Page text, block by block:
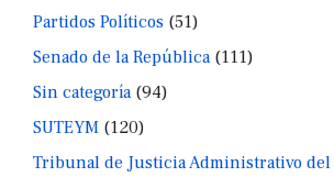
Partidos Políticos (51)
Senado de la República(111)
Sin categoría(94)
SUTEYM (120)
Tribunal de Justicia Administrativo del